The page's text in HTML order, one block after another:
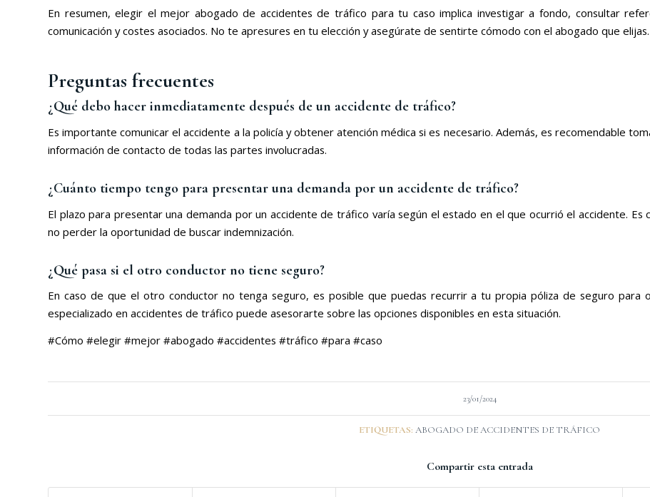
En resumen, elegir el mejor abogado de accidentes de tráfico para tu caso implica investigar a fondo, consultar
comunicación y costes asociados. No te apresures en tu elección y asegúrate de sentirte cómodo con el abogado que elijas.
Preguntas frecuentes
¿Qué debo hacer inmediatamente después de un accidente de tráfico?
Es importante comunicar el accidente a la policía y obtener atención médica si es necesario. Además, es recomendable
información de contacto de todas las partes involucradas.
¿Cuánto tiempo tengo para presentar una demanda por un accidente de tráfico?
El plazo para presentar una demanda por un accidente de tráfico varía según el estado en el que ocurrió el accidente. Es
no perder la oportunidad de buscar indemnización.
¿Qué pasa si el otro conductor no tiene seguro?
En caso de que el otro conductor no tenga seguro, es posible que puedas recurrir a tu propia póliza de seguro para
especializado en accidentes de tráfico puede asesorarte sobre las opciones disponibles en esta situación.
#Cómo #elegir #mejor #abogado #accidentes #tráfico #para #caso
23/01/2024
ETIQUETAS: ABOGADO DE ACCIDENTES DE TRÁFICO
Compartir esta entrada